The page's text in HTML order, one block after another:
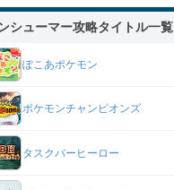
シューマー攻略タイトル一覧
ぽこあポケモン
ポケモンチャンピオンズ
タスクバーヒーロー